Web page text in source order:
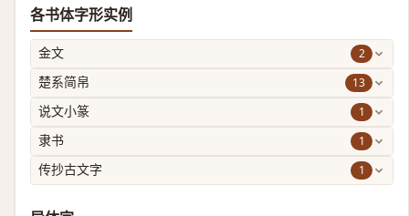
各书体字形实例
金文 2
楚系简帛 13
说文小篆 1
隶书 1
传抄古文字 1